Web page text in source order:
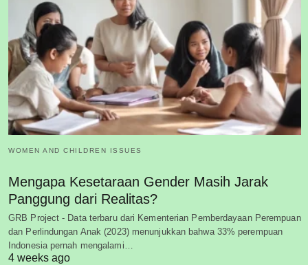
WOMEN AND CHILDREN ISSUES
Mengapa Kesetaraan Gender Masih Jarak
Panggung dari Realitas?
GRB Project - Data terbaru dari Kementerian Pemberdayaan Perempuan
dan Perlindungan Anak (2023) menunjukkan bahwa 33% perempuan
Indonesia pernah mengalami…
4 weeks ago